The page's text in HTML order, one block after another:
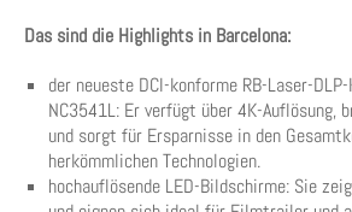
Das sind die Highlights in Barcelona:
der neueste DCI-konforme RB-Laser-
NC3541L: Er verfügt über 4K-
und sorgt für Ersparnisse in den
herkömmlichen Technologien.
hochauflösende LED-Bildschirme: Sie